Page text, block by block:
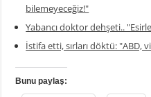
bilemeyeceğiz!"
Yabancı doktor dehşeti..
İstifa etti, sırları döktü: "ABD,
Bunu paylaş: